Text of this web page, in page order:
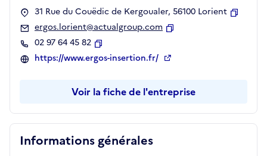
Informations générales
31 Rue du Couëdic de Kergoualer, 56100 Lorient
ergos.lorient@actualgroup.com
02 97 64 45 82
Copier
https://www.ergos-insertion.fr/
Voir la fiche de l'entreprise